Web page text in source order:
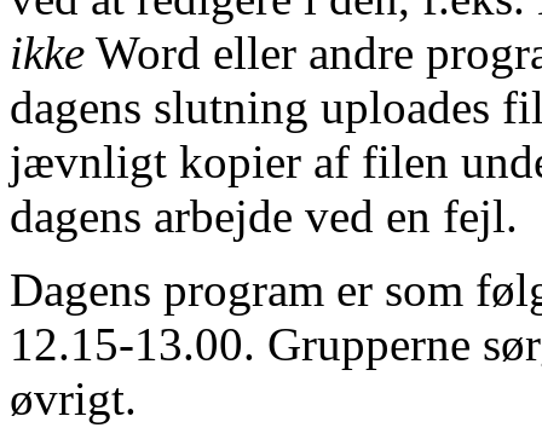
ikke Word eller andre
dagens slutning uploades
jævnligt kopier af filen
dagens arbejde ved en fejl.
Dagens program er som
12.15-13.00. Grupperne
øvrigt.